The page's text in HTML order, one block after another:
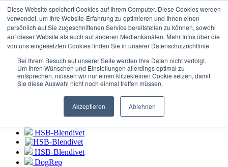
Diese Website speichert Cookies auf Ihrem Computer. Diese Cookies werden
verwendet, um Ihre Website-Erfahrung zu optimieren und Ihnen einen
persönlich auf Sie zugeschnittenen Service bereitstellen zu können, sowohl
auf dieser Website als auch auf anderen Medienkanälen. Mehr Infos über die
von uns eingesetzten Cookies finden Sie in unserer Datenschutzrichtlinie.
Bei Ihrem Besuch auf unserer Seite werden Ihre Daten nicht verfolgt.
Um Ihren Wünschen und Einstellungen allerdings optimal zu
entsprechen, müssen wir nur einen klitzekleinen Cookie setzen, damit
Sie diese Auswahl nicht noch einmal treffen müssen.
Akzeptieren Ablehnen
Login zumHSB-Blendivet Portal
HSB-Blendivet
DogRep
DogRep
DogStock
DogStock
HSB-Blendivet
HSB-Blendivet
DogRep